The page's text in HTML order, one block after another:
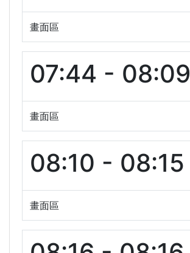
畫面區
07:44 - 08:09
畫面區
08:10 - 08:15
畫面區